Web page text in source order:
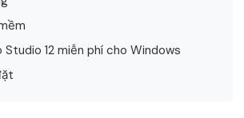
Studio 12 miễn phí cho Windows